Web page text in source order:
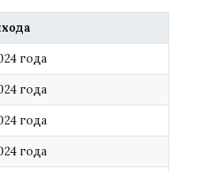
года
года
года
года